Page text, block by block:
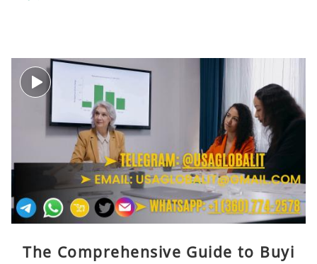
The Comprehensive Guide to Buyi